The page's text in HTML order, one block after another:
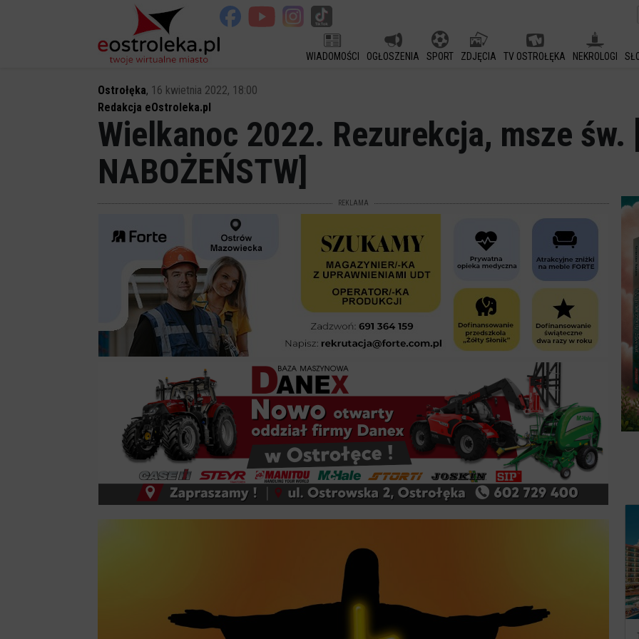
WIADOMOŚCI OGŁOSZENIA SPORT ZDJĘCIA TV OSTROŁĘKA NEKROLOGI
Ostrołęka, 16 kwietnia 2022, 18:00
Redakcja eOstroleka.pl
Wielkanoc 2022. Rezurekcja, msze św.
NABOŻEŃSTW]
REKLAMA